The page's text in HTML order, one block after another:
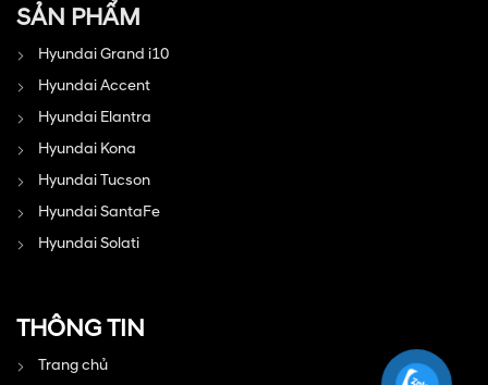
SẢN PHẨM
Hyundai Grand i10
Hyundai Accent
Hyundai Elantra
Hyundai Kona
Hyundai Tucson
Hyundai SantaFe
Hyundai Solati
THÔNG TIN
Trang chủ